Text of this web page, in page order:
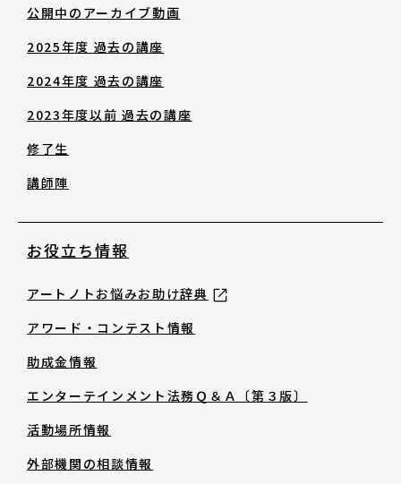
お役立ち情報
アートノトお悩みお助け辞典
アワード・コンテスト情報
助成金情報
版〕
公開中のアーカイブ動画
2025年度 過去の講座
2024年度 過去の講座
2023年度以前 過去の講座
修了生
講師陣
お役立ち情報
アートノトお悩みお助け辞典
アワード・コンテスト情報
助成金情報
エンターテインメント法務Ｑ＆Ａ〔第３版〕
活動場所情報
外部機関の相談情報